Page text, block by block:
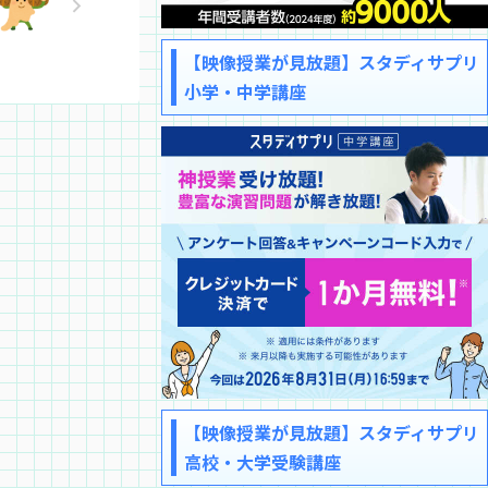
【映像授業が見放題】スタディサプリ
小学・中学講座
【映像授業が見放題】スタディサプリ
高校・大学受験講座